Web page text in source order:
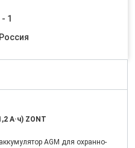
1
А·ч) ZONT
AGM для охранно-